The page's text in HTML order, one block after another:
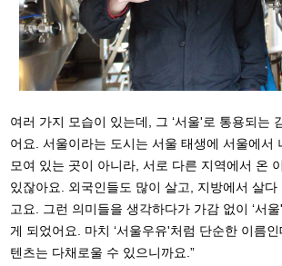
여러 가지 모습이 있는데, 그 ‘서울'로 통용되는
어요. 서울이라는 도시는 서울 태생에 서울에서
모여 있는 곳이 아니라, 서로 다른 지역에서 온
있잖아요. 외국인들도 많이 살고, 지방에서 살다
고요. 그런 의미들을 생각하다가 가감 없이 ‘서
게 되었어요. 마치 ‘서울우유'처럼 단순한 이름
텐츠는 다채로울 수 있으니까요.”